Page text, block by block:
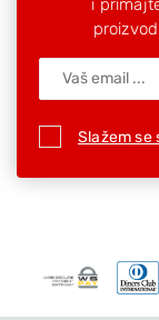
i
Slažem se